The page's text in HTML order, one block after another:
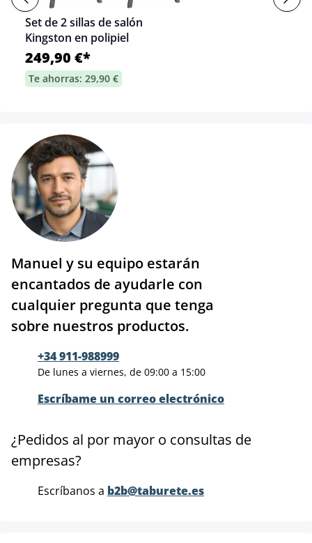
Set de 2 sillas de salón
Kingston en polipiel
249,90 €*
Te ahorras: 29,90 €
Manuel y su equipo estarán
encantados de ayudarle con
cualquier pregunta que tenga
sobre nuestros productos.
+34 911-988999
De lunes a viernes, de 09:00 a 15:00
Escríbame un correo electrónico
¿Pedidos al por mayor o consultas de
empresas?
Escríbanos a b2b@taburete.es